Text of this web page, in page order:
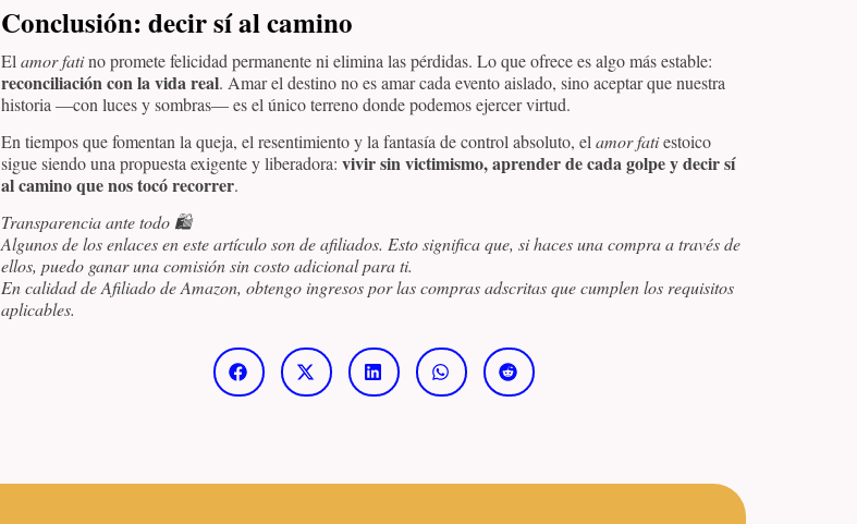
Conclusión: decir sí al camino
El amor fatino promete felicidad permanente ni elimina las pérdidas. Lo que ofrece es algo más estable:
reconciliación con la vida real. Amar el destino no es amar cada evento aislado, sino aceptar que nuestra
historia —con luces y sombras— es el único terreno donde podemos ejercer virtud.
En tiempos que fomentan la queja, el resentimiento y la fantasía de control absoluto, el amor fatiestoico
sigue siendo una propuesta exigente y liberadora: vivir sin victimismo, aprender de cada golpe y decir sí
al camino que nos tocó recorrer.
Transparencia ante todo 🛍️
Algunos de los enlaces en este artículo son de afiliados. Esto significa que, si haces una compra a través de
ellos, puedo ganar una comisión sin costo adicional para ti.
En calidad de Afiliado de Amazon, obtengo ingresos por las compras adscritas que cumplen los requisitos
aplicables.